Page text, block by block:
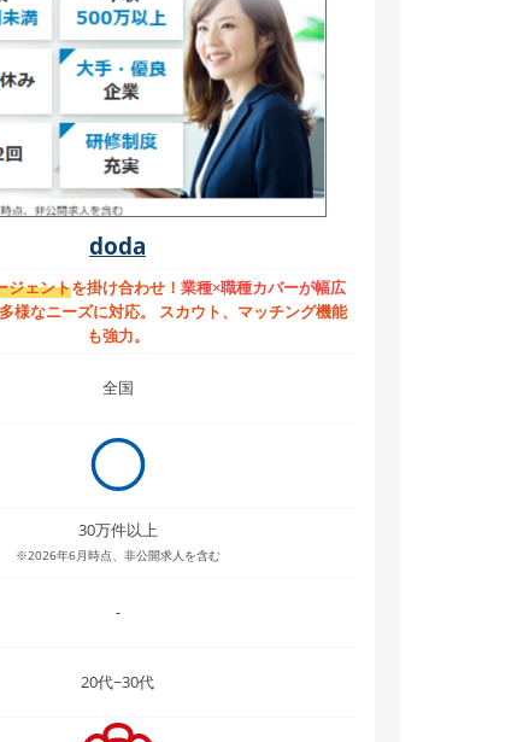
doda
ジェントを掛け合わせ！ 業種×職種カバーが幅広
様なニーズに対応。 スカウト、マッチング機能
も強力。
全国
30万件以上
※2026年6月時点、非公開求人を含む
-
20代~30代